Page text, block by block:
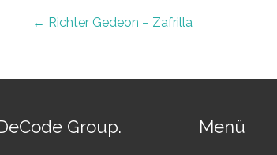
Post
navigation
← Richter Gedeon – Zafrilla
Group. Menü